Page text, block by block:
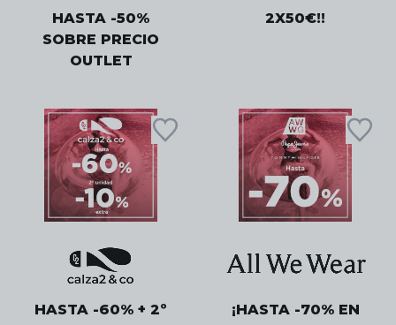
HASTA -50%
SOBRE PRECIO
OUTLET
2X50€!!
HASTA -60% + 2º
¡HASTA -70% EN